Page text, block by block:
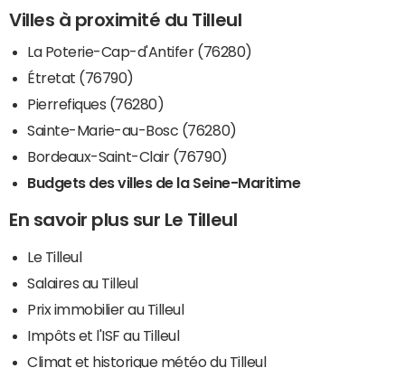
Villes à proximité du Tilleul
La Poterie-Cap-d'Antifer (76280)
Étretat (76790)
Pierrefiques (76280)
Sainte-Marie-au-Bosc (76280)
Bordeaux-Saint-Clair (76790)
Budgets des villes de la Seine-Maritime
En savoir plus sur Le Tilleul
Le Tilleul
Salaires au Tilleul
Prix immobilier au Tilleul
Impôts et l'ISF au Tilleul
Climat et historique météo du Tilleul